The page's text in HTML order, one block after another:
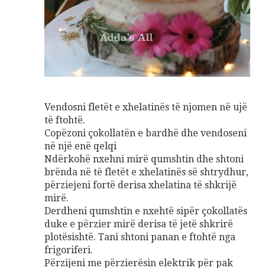
Vendosni fletët e xhelatinës të njomen në ujë
të ftohtë.
Copëzoni çokollatën e bardhë dhe vendoseni
në një enë qelqi
Ndërkohë nxehni mirë qumshtin dhe shtoni
brënda në të fletët e xhelatinës së shtrydhur,
përziejeni fortë derisa xhelatina të shkrijë
mirë.
Derdheni qumshtin e nxehtë sipër çokollatës
duke e përzier mirë derisa të jetë shkrirë
plotësishtë. Tani shtoni panan e ftohtë nga
frigoriferi.
Përzijeni me përzierësin elektrik për pak